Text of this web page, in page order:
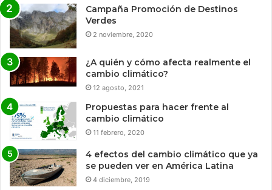
Campaña Promoción de Destinos
Verdes
2 noviembre, 2020
¿A quién y cómo afecta realmente el
cambio climático?
12 agosto, 2021
Propuestas para hacer frente al
cambio climático
11 febrero, 2020
4 efectos del cambio climático que ya
se pueden ver en América Latina
4 diciembre, 2019